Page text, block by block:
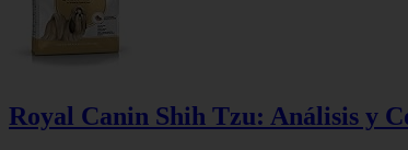
Royal Canin Shih Tzu: Análisis y